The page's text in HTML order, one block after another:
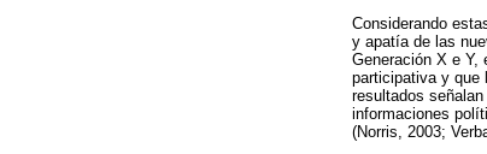
Considerando
y apatía de las
Generación X e Y,
participativa y que
resultados
informaciones
(Norris, 2003;